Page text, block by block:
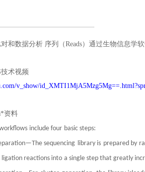
和数据分析 序列（Reads）通过生物信息学
术视频
v_show/
资料
include four basic steps:
sequencing library is prepared by
reactions into a single step that greatly